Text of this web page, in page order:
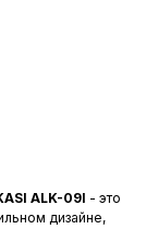
ALK-09I - это
дизайне,